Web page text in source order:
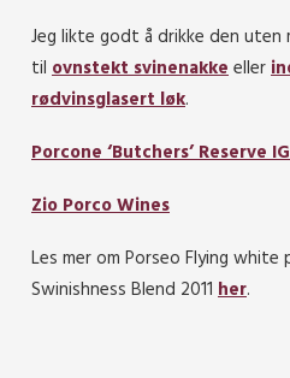
Jeg likte godt å drikke den uten
til ovnstekt svinenakkeeller
rødvinsglasert løk.
Porcone ‘Butchers’ Reserve
Zio Porco Wines
Les mer om Porseo Flying white
Swinishness Blend 2011 her.